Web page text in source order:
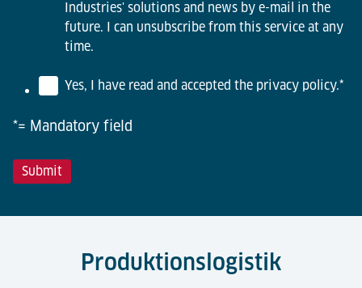
Industries' solutions and news by e-mail in the
future. I can unsubscribe from this service at any
time.
Yes, I have read and accepted the privacy policy.*
*= Mandatory field
Produktionslogistik